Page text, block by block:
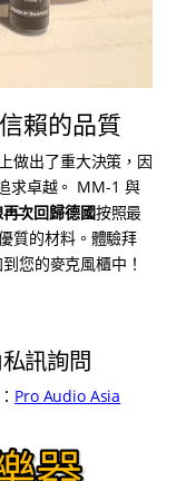
賴的品質
做出了重大決策，因
求卓越。 MM-1 與
次回歸德國按照最
質的材料。體驗拜
您的麥克風櫃中！
訊詢問
Pro Audio Asia